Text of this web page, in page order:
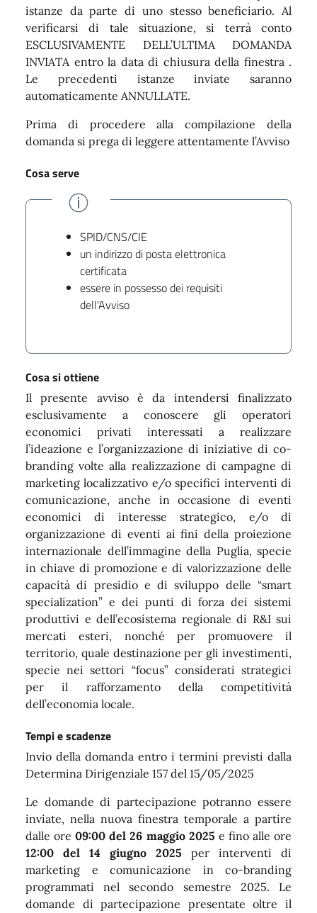
istanze da parte di uno stesso beneficiario. Al
verificarsi di tale situazione, si terrà conto
ESCLUSIVAMENTE DELL’ULTIMA DOMANDA
INVIATA entro la data di chiusura della finestra .
Le precedenti istanze inviate saranno
automaticamente ANNULLATE.
Prima di procedere alla compilazione della
domanda si prega di leggere attentamente l’Avviso
Cosa serve
SPID/CNS/CIE
un indirizzo di posta elettronica
certificata
essere in possesso dei requisiti
dell'Avviso
Cosa si ottiene
Il presente avviso è da intendersi finalizzato
esclusivamente a conoscere gli operatori
economici privati interessati a realizzare
l’ideazione e l’organizzazione di iniziative di co-
branding volte alla realizzazione di campagne di
marketing localizzativo e/o specifici interventi di
comunicazione, anche in occasione di eventi
economici di interesse strategico, e/o di
organizzazione di eventi ai fini della proiezione
internazionale dell’immagine della Puglia, specie
in chiave di promozione e di valorizzazione delle
capacità di presidio e di sviluppo delle “smart
specialization” e dei punti di forza dei sistemi
produttivi e dell’ecosistema regionale di R&I sui
mercati esteri, nonché per promuovere il
territorio, quale destinazione per gli investimenti,
specie nei settori “focus” considerati strategici
per il rafforzamento della competitività
dell’economia locale.
Tempi e scadenze
Invio della domanda entro i termini previsti dalla
Determina Dirigenziale 157 del 15/05/2025
Le domande di partecipazione potranno essere
inviate, nella nuova finestra temporale a partire
dalle ore09:00 del 26 maggio 2025 e fino alle ore
12:00 del 14 giugno 2025 per interventi di
marketing e comunicazione in co-branding
programmati nel secondo semestre 2025. Le
domande di partecipazione presentate oltre il